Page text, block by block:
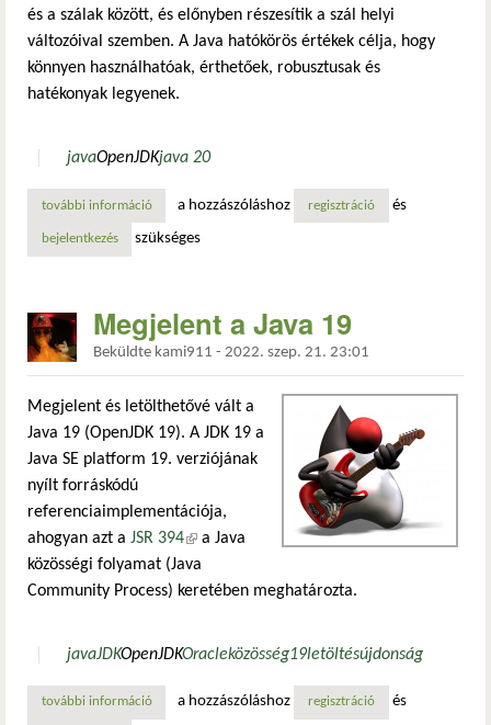
és a szálak között, és előnyben részesítik a szál helyi
változóival szemben. A Java hatókörös értékek célja, hogy
könnyen használhatóak, érthetőek, robusztusak és
hatékonyak legyenek.
javaOpenJDKjava 20
további információmegjelent az openjdk java 20 legújabb vektor api-val, a
a hozzászóláshoz regisztráció és
bejelentkezés szükséges
Megjelent a Java 19
Beküldte kami911 - 2022. szep. 21. 23:01
Megjelent és letölthetővé vált a
Java 19 (OpenJDK 19). A JDK 19 a
Java SE platform 19. verziójának
nyílt forráskódú
referenciaimplementációja,
ahogyan azt a JSR 394(külső hivatkozás)
a Java
közösségi folyamat (Java
Community Process) keretében meghatározta.
javaJDKOpenJDKOracleközösség19letöltésújdonság
további információmegjelent a java 19 tartalommal kapcsolatosan
a hozzászóláshoz regisztráció és